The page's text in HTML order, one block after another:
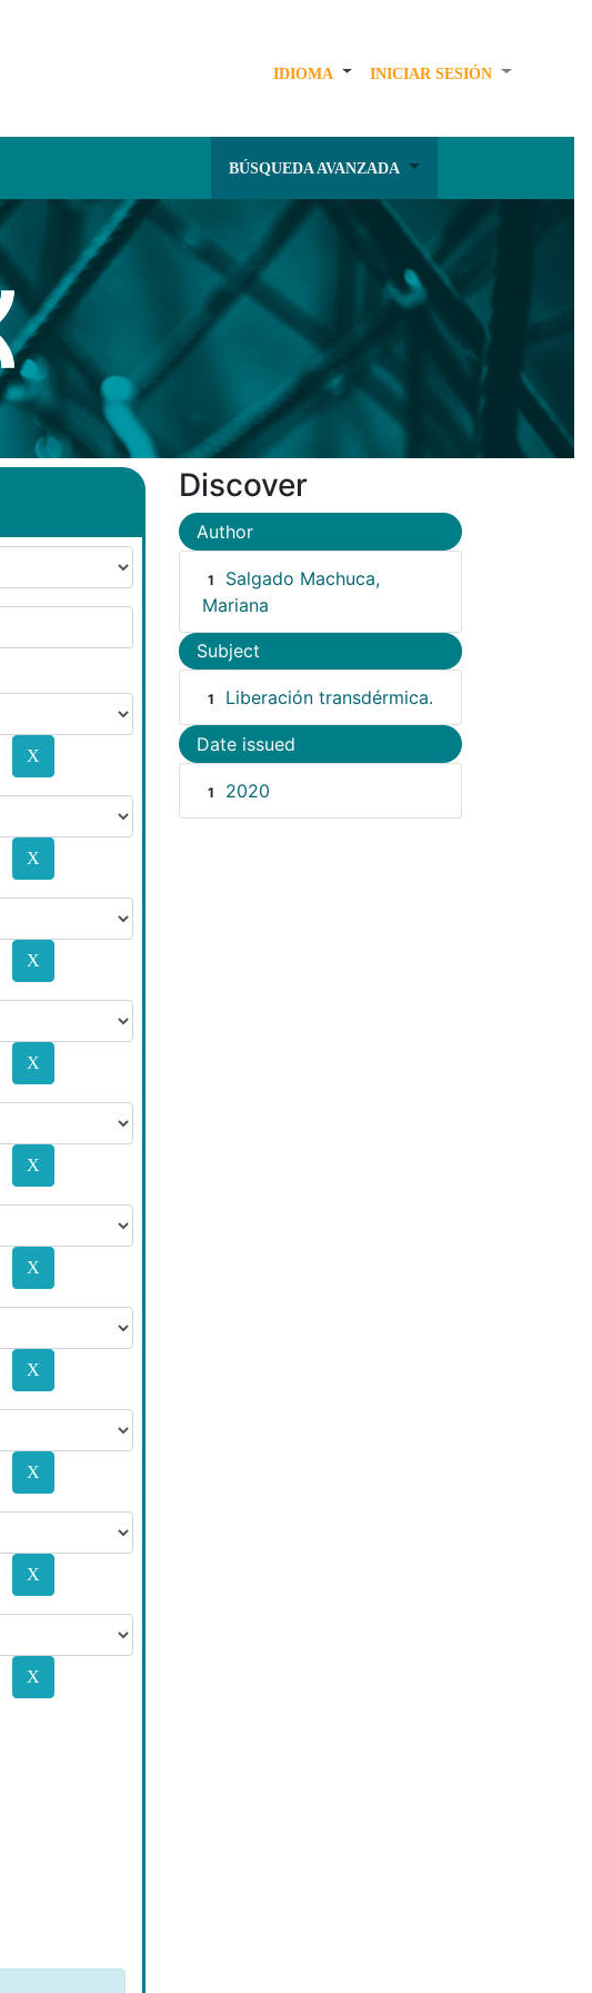
IDIOMA INICIAR SESIÓN
BÚSQUEDA AVANZADA
Discover
Author
1
Salgado Machuca,
Mariana
Subject
1 Liberación transdérmica.
Date issued
1 2020